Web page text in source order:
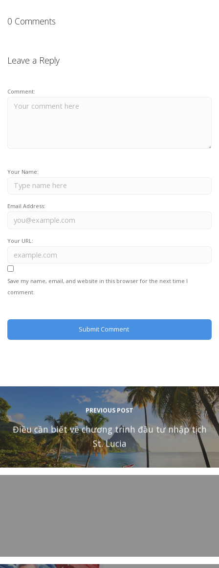
0 Comments
Leave a Reply
Comment:
Your Name:
Email Address:
Your URL:
Save my name, email, and website in this browser for the next time I
comment.
PREVIOUS POST
Điều cần biết về chương trình đầu tư nhập tịch
St. Lucia